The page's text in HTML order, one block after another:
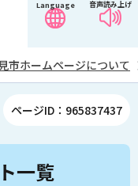
音声読み上げ
Language
市ホームページについて
ページID：965837437
一覧